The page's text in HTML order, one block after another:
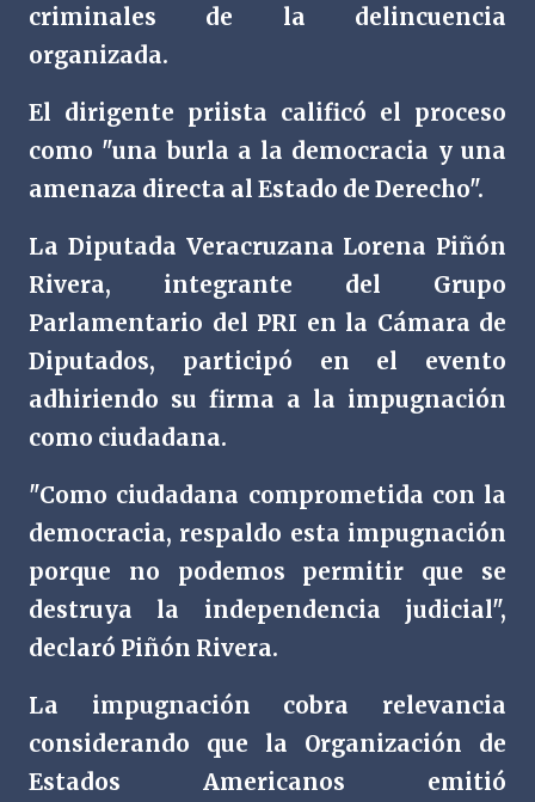
criminales de la delincuencia
organizada.
El dirigente priista calificó el proceso
como "una burla a la democracia y una
amenaza directa al Estado de Derecho".
La Diputada Veracruzana Lorena Piñón
Rivera, integrante del Grupo
Parlamentario del PRI en la Cámara de
Diputados, participó en el evento
adhiriendo su firma a la impugnación
como ciudadana.
"Como ciudadana comprometida con la
democracia, respaldo esta impugnación
porque no podemos permitir que se
destruya la independencia judicial",
declaró Piñón Rivera.
La impugnación cobra relevancia
considerando que la Organización de
Estados Americanos emitió